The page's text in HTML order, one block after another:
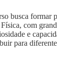
busca formar
com
e
para